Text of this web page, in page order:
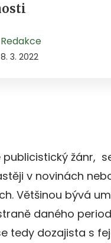
Redakce
8. 3. 2022
publicistický žánr,
v novinách
Většinou bývá
daného
tedy dozajista s